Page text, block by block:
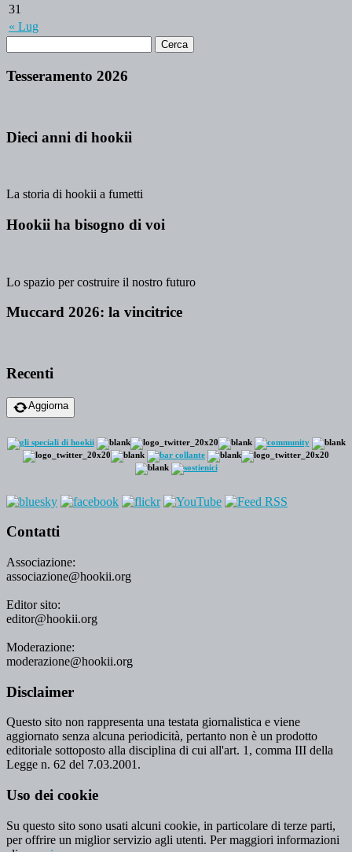
« Lug
31
Tesseramento 2026
Dieci anni di hookii
La storia di hookii a fumetti
Hookii ha bisogno di voi
Lo spazio per costruire il nostro futuro
Muccard 2026: la vincitrice
Recenti
Aggiorna
Contatti
Associazione:
associazione@hookii.org
Editor sito:
editor@hookii.org
Moderazione:
moderazione@hookii.org
Disclaimer
Questo sito non rappresenta una testata giornalistica e viene
aggiornato senza alcuna periodicità, pertanto non è un prodotto
editoriale sottoposto alla disciplina di cui all'art. 1, comma III della
Legge n. 62 del 7.03.2001.
Uso dei cookie
Su questo sito sono usati alcuni cookie, in particolare di terze parti,
per offrire un miglior servizio agli utenti. Per maggiori informazioni